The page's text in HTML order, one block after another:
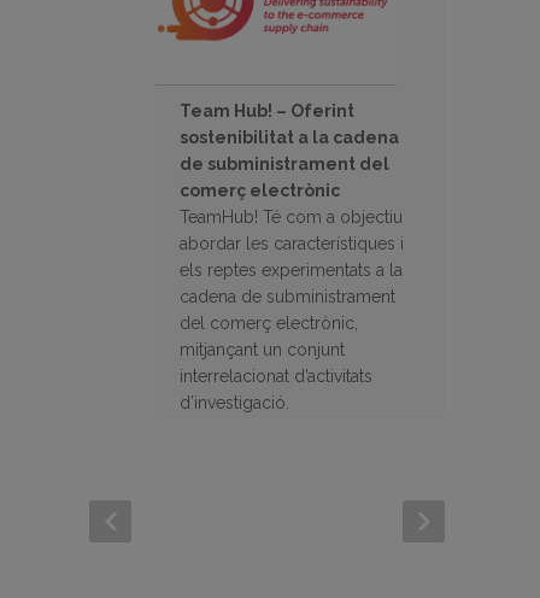
Team Hub! – Oferint
sostenibilitat a la cadena
de subministrament del
comerç electrònic
TeamHub! Té com a objectiu
abordar les característiques i
els reptes experimentats a la
cadena de subministrament
del comerç electrònic,
mitjançant un conjunt
interrelacionat d’activitats
d’investigació.